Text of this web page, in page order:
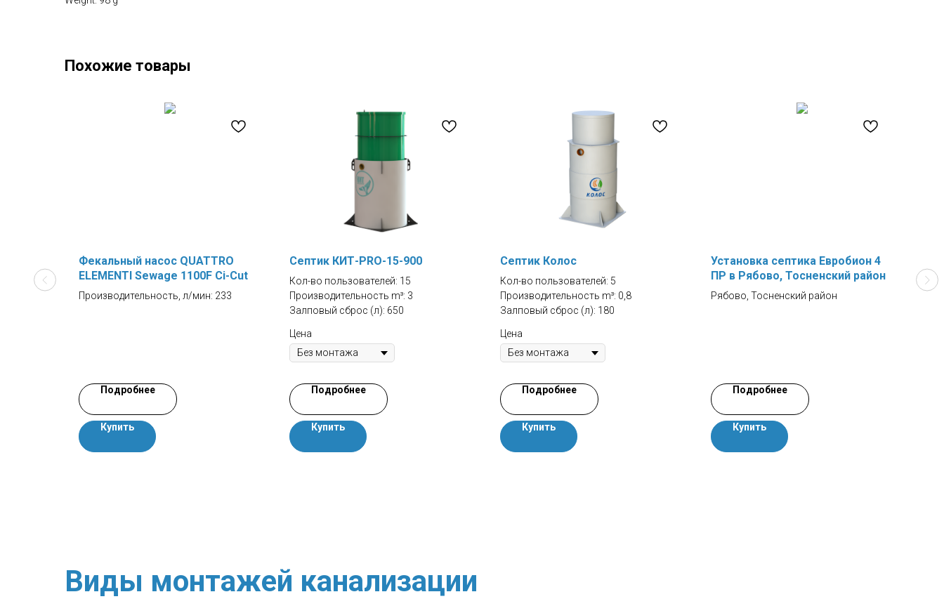
Похожие товары
Фекальный насос QUATTRO
ELEMENTI Sewage 1100F Ci-Cut
Производительность, л/мин: 233
Подробнее
Купить
Септик КИТ-PRO-15-900
Кол-во пользователей: 15
Производительность m³: 3
Залповый сброс (л): 650
Цена
Подробнее
Купить
Септик Колос
Кол-во пользователей: 5
Производительность m³: 0,8
Залповый сброс (л): 180
Цена
Подробнее
Купить
Установка септика Евробион 4
ПР в Рябово, Тосненский район
Рябово, Тосненский район
Подробнее
Купить
ФН-
Виды монтажей канализации